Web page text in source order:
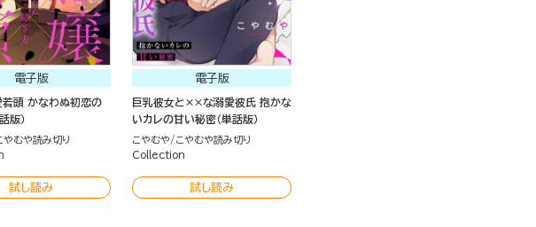
電子版
頭 かなわぬ初恋の
版）
やむや読み切り
試し読み
電子版
巨乳彼女と××な溺愛彼氏 抱かな
いカレの甘い秘密（単話版）
こやむや
こやむや読み切り
Collection
試し読み